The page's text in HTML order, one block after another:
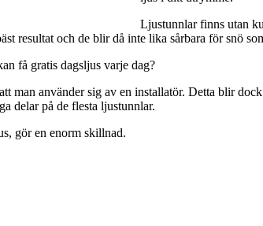
Ljustunnlar finns utan
resultat och de blir då inte lika sårbara för snö
få gratis dagsljus varje dag?
man använder sig av en installatör. Detta blir
delar på de flesta ljustunnlar.
gör en enorm skillnad.